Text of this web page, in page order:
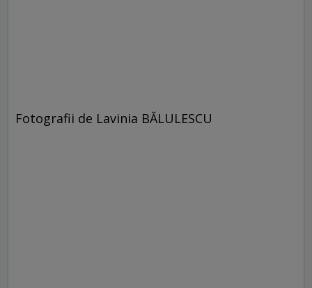
Fotografii de Lavinia BĂLULESCU